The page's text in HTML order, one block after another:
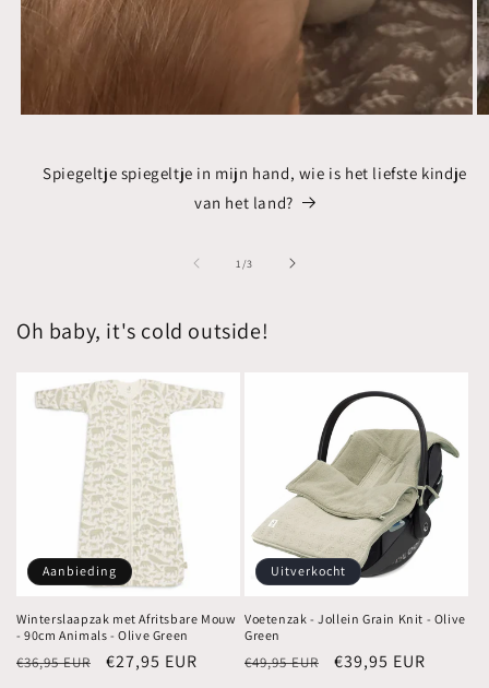
Spiegeltje spiegeltje in mijn hand, wie is het liefste kindje
van het land?
1 /van
3
Oh baby, it's cold outside!
Aanbieding
Winterslaapzak met Afritsbare Mouw
- 90cm Animals - Olive Green
Normale
€36,95 EUR Aanbiedingsprijs
€27,95 EUR
Uitverkocht
Voetenzak - Jollein Grain Knit - Olive
Green
Normale
€49,95 EUR Aanbiedingsprijs
€39,95 EUR